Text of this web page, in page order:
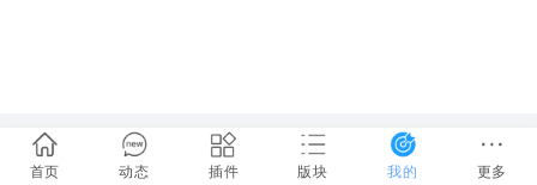
首页 动态 插件 版块 我的 更多